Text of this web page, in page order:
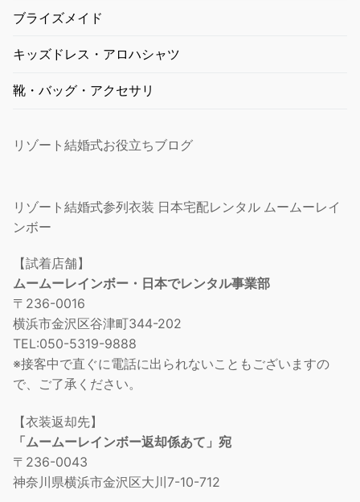
ブライズメイド
キッズドレス・アロハシャツ
靴・バッグ・アクセサリ
リゾート結婚式お役立ちブログ
リゾート結婚式参列衣装 日本宅配レンタル ムームーレイ
ンボー
【試着店舗】
ムームーレインボー・日本でレンタル事業部
〒236-0016
横浜市金沢区谷津町344-202
TEL:050-5319-9888
※接客中で直ぐに電話に出られないこともございますの
で、ご了承ください。
【衣装返却先】
「ムームーレインボー返却係あて」宛
〒236-0043
神奈川県横浜市金沢区大川7-10-712